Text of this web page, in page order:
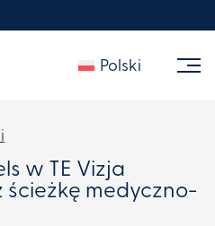
Polski
w TE Vizja
medyczno-